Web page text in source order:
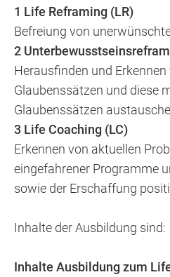
1 Life Reframing (LR)
Befreiung von
2
Herausfinden und
Glaubenssätzen und diese
Glaubenssätzen
3 Life Coaching (LC)
Erkennen von aktuellen
eingefahrener Programme
sowie der Erschaffung
Inhalte der Ausbildung sind:
Inhalte Ausbildung zum